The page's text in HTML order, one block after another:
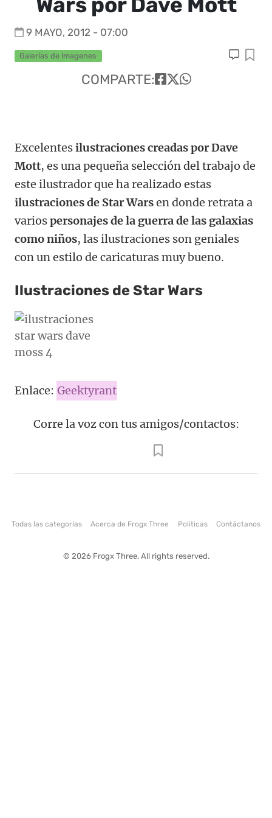
9 MAYO, 2012 - 07:00
Galerías de Imagenes
COMPARTE:
Excelentesilustraciones creadas por Dave
Mott, es una pequeña selección del trabajo de
este ilustrador que ha realizado estas
ilustraciones de Star Warsen donde retrata a
variospersonajes de la guerra de las galaxias
como niños, las ilustraciones son geniales
con un estilo de caricaturas muy bueno.
Ilustraciones de Star Wars
Enlace: Geektyrant
Corre la voz con tus amigos/contactos:
Todas las categorías Acerca de Frogx Three Politicas Contáctanos
© 2026 Frogx Three. All rights reserved.